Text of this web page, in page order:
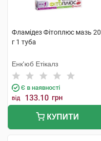
Фламідез Фітоплюс мазь 20
г 1 туба
Енк'юб Етікалз
Є в наявності
від 133.10 грн
КУПИТИ